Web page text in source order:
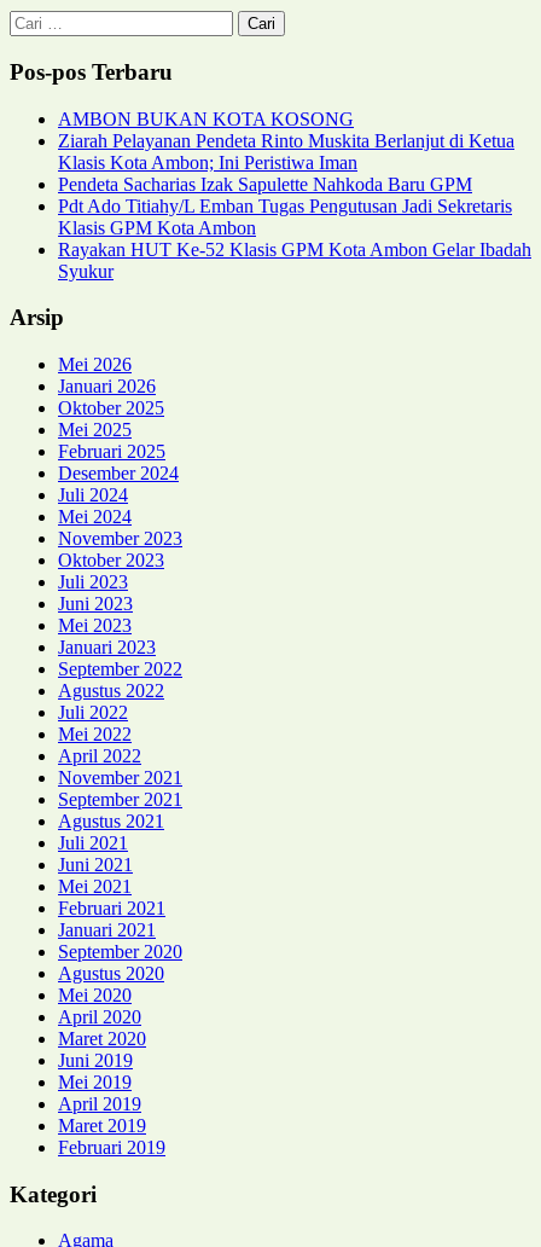
Cari
untuk:
Pos-pos Terbaru
AMBON BUKAN KOTA KOSONG
Ziarah Pelayanan Pendeta Rinto Muskita Berlanjut di Ketua
Klasis Kota Ambon; Ini Peristiwa Iman
Pendeta Sacharias Izak Sapulette Nahkoda Baru GPM
Pdt Ado Titiahy/L Emban Tugas Pengutusan Jadi Sekretaris
Klasis GPM Kota Ambon
Rayakan HUT Ke-52 Klasis GPM Kota Ambon Gelar Ibadah
Syukur
Arsip
Mei 2026
Januari 2026
Oktober 2025
Mei 2025
Februari 2025
Desember 2024
Juli 2024
Mei 2024
November 2023
Oktober 2023
Juli 2023
Juni 2023
Mei 2023
Januari 2023
September 2022
Agustus 2022
Juli 2022
Mei 2022
April 2022
November 2021
September 2021
Agustus 2021
Juli 2021
Juni 2021
Mei 2021
Februari 2021
Januari 2021
September 2020
Agustus 2020
Mei 2020
April 2020
Maret 2020
Juni 2019
Mei 2019
April 2019
Maret 2019
Februari 2019
Kategori
Agama